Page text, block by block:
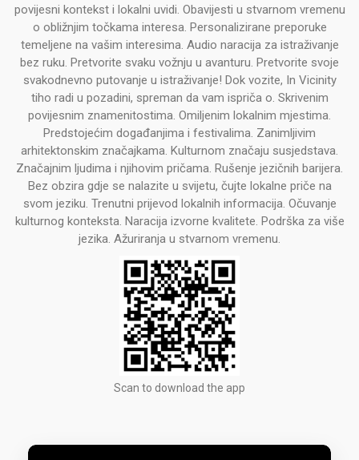
povijesni kontekst i lokalni uvidi. Obavijesti u stvarnom vremenu
o obližnjim točkama interesa. Personalizirane preporuke
temeljene na vašim interesima. Audio naracija za istraživanje
bez ruku. Pretvorite svaku vožnju u avanturu. Pretvorite svoje
svakodnevno putovanje u istraživanje! Dok vozite, In Vicinity
tiho radi u pozadini, spreman da vam ispriča o. Skrivenim
povijesnim znamenitostima. Omiljenim lokalnim mjestima.
Predstojećim događanjima i festivalima. Zanimljivim
arhitektonskim značajkama. Kulturnom značaju susjedstava.
Značajnim ljudima i njihovim pričama. Rušenje jezičnih barijera.
Bez obzira gdje se nalazite u svijetu, čujte lokalne priče na
svom jeziku. Trenutni prijevod lokalnih informacija. Očuvanje
kulturnog konteksta. Naracija izvorne kvalitete. Podrška za više
jezika. Ažuriranja u stvarnom vremenu.
Scan to download the app